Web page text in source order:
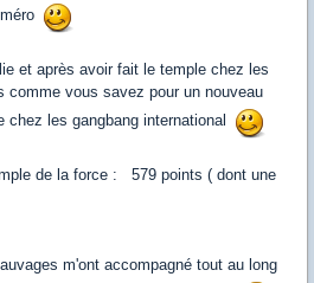
et après avoir fait le temple chez les
comme vous savez pour un nouveau
chez les gangbang international
de la force : 579 points ( dont une
m'ont accompagné tout au long